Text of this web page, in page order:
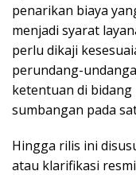
penarikan biaya
menjadi syarat
perlu dikaji
perundang-
ketentuan di
sumbangan pada
Hingga rilis ini
atau klarifikasi